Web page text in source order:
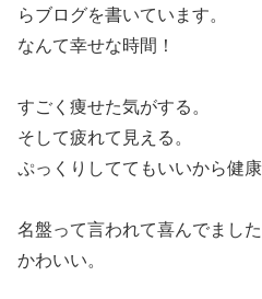
らブログを書いています。
なんて幸せな時間！
すごく痩せた気がする。
そして疲れて見える。
ぷっくりしててもいいから健康
名盤って言われて喜んでました
かわいい。